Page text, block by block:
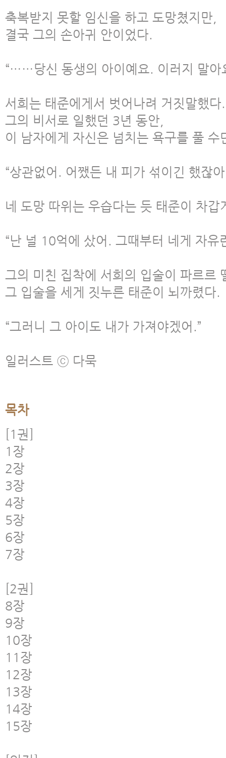
축복받지 못할 임신을 하고 도망쳤지만,
결국 그의 손아귀 안이었다.
“……당신 동생의 아이예요. 이러지 말아
서희는 태준에게서 벗어나려 거짓말했다.
그의 비서로 일했던 3년 동안,
이 남자에게 자신은 넘치는 욕구를 풀 수
“상관없어. 어쨌든 내 피가 섞이긴 했잖
네 도망 따위는 우습다는 듯 태준이 차갑
“난 널 10억에 샀어. 그때부터 네게 자유
그의 미친 집착에 서희의 입술이 파르르
그 입술을 세게 짓누른 태준이 뇌까렸다.
“그러니 그 아이도 내가 가져야겠어.”
일러스트 ⓒ 다묵
목차
[1권]
1장
2장
3장
4장
5장
6장
7장
[2권]
8장
9장
10장
11장
12장
13장
14장
15장